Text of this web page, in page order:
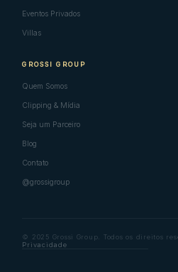
Eventos Privados
Villas
GROSSI GROUP
Quem Somos
Clipping & Mídia
Seja um Parceiro
Blog
Contato
@grossigroup
© 2025 Grossi Group. Todos os direitos
Privacidade